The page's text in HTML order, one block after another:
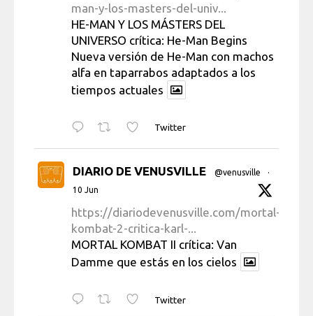
man-y-los-masters-del-univ...
HE-MAN Y LOS MÁSTERS DEL
UNIVERSO crítica: He-Man Begins
Nueva versión de He-Man con machos
alfa en taparrabos adaptados a los
tiempos actuales
Twitter
DIARIO DE VENUSVILLE @venusville
·
10 Jun
https://diariodevenusville.com/mortal-
kombat-2-critica-karl-...
MORTAL KOMBAT II crítica: Van
Damme que estás en los cielos
Twitter